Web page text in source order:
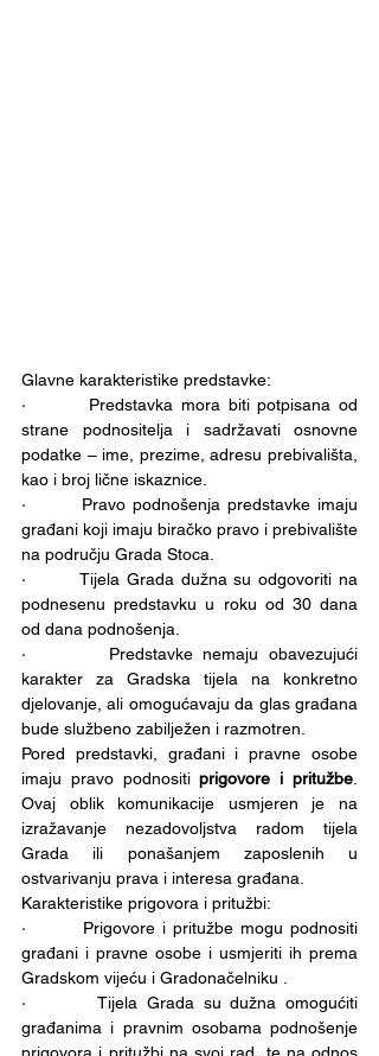
Glavne karakteristike predstavke:
·        Predstavka mora biti potpisana od
strane podnositelja i sadržavati osnovne
podatke – ime, prezime, adresu prebivališta,
kao i broj lične iskaznice.
·        Pravo podnošenja predstavke imaju
građani koji imaju biračko pravo i prebivalište
na području Grada Stoca.
·        Tijela Grada dužna su odgovoriti na
podnesenu predstavku u roku od 30 dana
od dana podnošenja.
·        Predstavke nemaju obavezujući
karakter za Gradska tijela na konkretno
djelovanje, ali omogućavaju da glas građana
bude službeno zabilježen i razmotren.
Pored predstavki, građani i pravne osobe
imaju pravo podnositi prigovore i pritužbe
Ovaj oblik komunikacije usmjeren je na
izražavanje nezadovoljstva radom tijela
Grada ili ponašanjem zaposlenih u
ostvarivanju prava i interesa građana.
Karakteristike prigovora i pritužbi:
·        Prigovore i pritužbe mogu podnositi
građani i pravne osobe i usmjeriti ih prema
Gradskom vijeću i Gradonačelniku .
·        Tijela Grada su dužna omogućiti
građanima i pravnim osobama podnošenje